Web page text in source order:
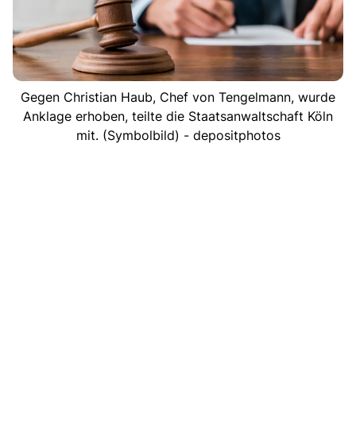
Gegen Christian Haub, Chef von Tengelmann, wurde
Anklage erhoben, teilte die Staatsanwaltschaft Köln
mit. (Symbolbild) - depositphotos